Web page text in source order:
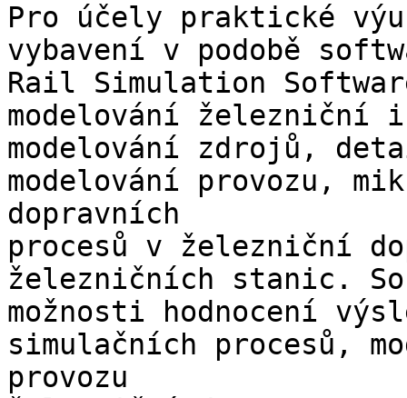
Pro účely praktické
vybavení v podobě
Rail Simulation
modelování
modelování zdrojů,
modelování provozu,
dopravních
procesů v železniční
železničních stanic.
možnosti hodnocení
simulačních procesů,
provozu